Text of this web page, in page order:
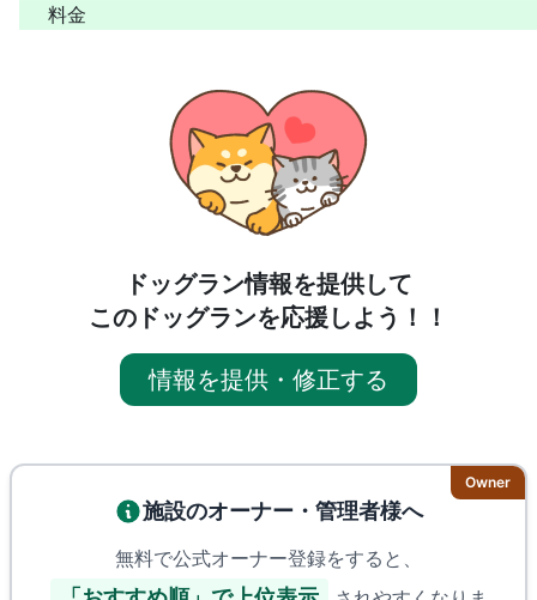
料金
ドッグラン情報を提供して
このドッグランを応援しよう！！
情報を提供・修正する
Owner
施設のオーナー・管理者様へ
無料で公式オーナー登録をすると、